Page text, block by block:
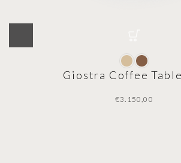
Giostra Coffee
€